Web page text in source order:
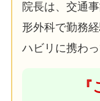
院長は、交通
形外科で勤務
ハビリに携わっ